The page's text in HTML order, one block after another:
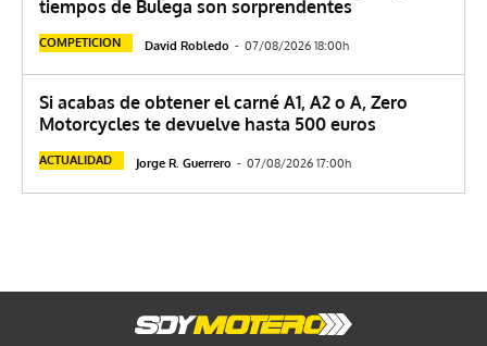
tiempos de Bulega son sorprendentes
COMPETICION David Robledo - 07/08/2026 18:00h
Si acabas de obtener el carné A1, A2 o A, Zero
Motorcycles te devuelve hasta 500 euros
ACTUALIDAD Jorge R. Guerrero - 07/08/2026 17:00h